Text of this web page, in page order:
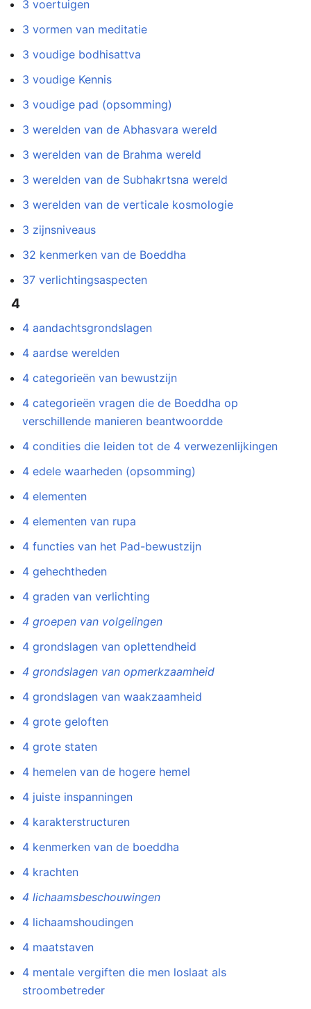
3 voertuigen
3 vormen van meditatie
3 voudige bodhisattva
3 voudige Kennis
3 voudige pad (opsomming)
3 werelden van de Abhasvara wereld
3 werelden van de Brahma wereld
3 werelden van de Subhakrtsna wereld
3 werelden van de verticale kosmologie
3 zijnsniveaus
32 kenmerken van de Boeddha
37 verlichtingsaspecten
4
4 aandachtsgrondslagen
4 aardse werelden
4 categorieën van bewustzijn
4 categorieën vragen die de Boeddha op
verschillende manieren beantwoordde
4 condities die leiden tot de 4 verwezenlijkingen
4 edele waarheden (opsomming)
4 elementen
4 elementen van rupa
4 functies van het Pad-bewustzijn
4 gehechtheden
4 graden van verlichting
4 groepen van volgelingen
4 grondslagen van oplettendheid
4 grondslagen van opmerkzaamheid
4 grondslagen van waakzaamheid
4 grote geloften
4 grote staten
4 hemelen van de hogere hemel
4 juiste inspanningen
4 karakterstructuren
4 kenmerken van de boeddha
4 krachten
4 lichaamsbeschouwingen
4 lichaamshoudingen
4 maatstaven
4 mentale vergiften die men loslaat als
stroombetreder